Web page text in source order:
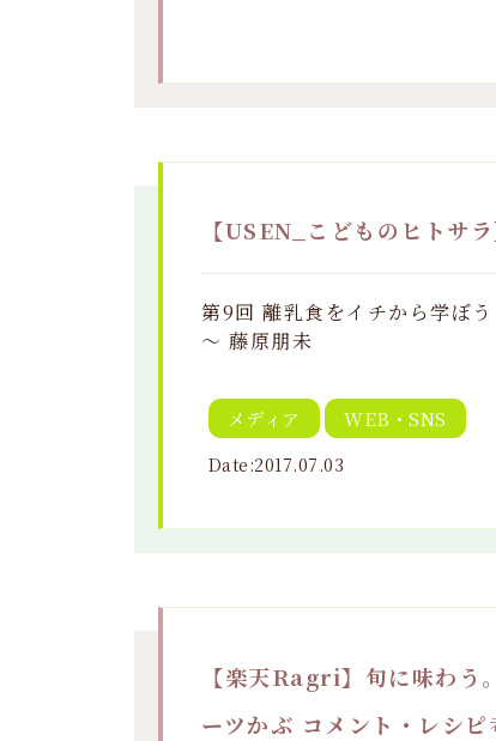
【USEN_こどものヒトサ
第9回 離乳食をイチから学ぼ
～ 藤原朋未
メディア WEB・SNS
Date:2017.07.03
【楽天Ragri】旬に味わ
ーツかぶ コメント・レシピ